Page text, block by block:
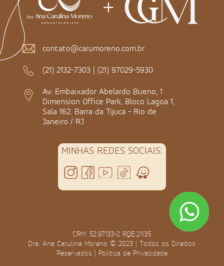
contato@carumoreno.com.br
(21) 2132-7303 | (21) 97029-5930
Av. Embaixador Abelardo Bueno, 1
Dimension Office Park, Bloco Lagoa 1,
Sala 162. Barra da Tijuca - Rio de
Janeiro / RJ
MINHAS REDES SOCIAIS:
CRM: 52.97133-2 RQE:21135
Dra. Ana Carulina Moreno © 2023 | Todos os Direitos
Reservados | Política de Privacidade